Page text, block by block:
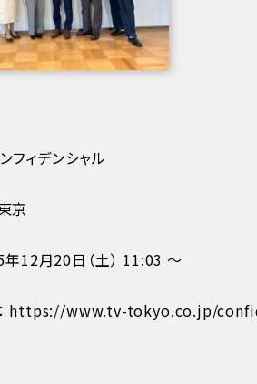
フィデンシャル
京
12月20日（土） 11:03 ～
https://www.tv-tokyo.co.jp/